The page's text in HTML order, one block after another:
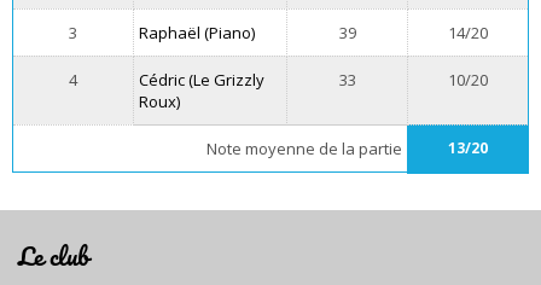
3 Raphaël (Piano) 39 14/20
4
Cédric (Le Grizzly
Roux)
33 10/20
Note moyenne de la partie 13/20
Le club